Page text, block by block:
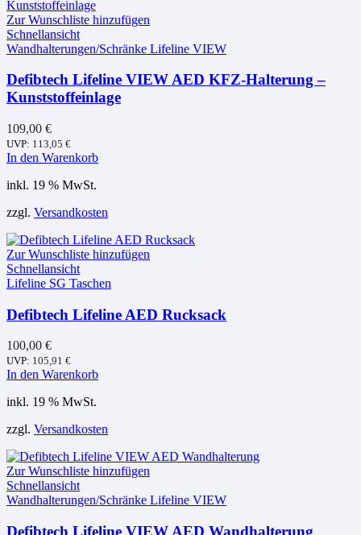
Zur Wunschliste hinzufügen
Schnellansicht
Wandhalterungen/Schränke Lifeline VIEW
Defibtech Lifeline VIEW AED KFZ-Halterung –
Kunststoffeinlage
109,00 €
UVP: 113,05 €
In den Warenkorb
inkl. 19 % MwSt.
zzgl. Versandkosten
Zur Wunschliste hinzufügen
Schnellansicht
Lifeline SG Taschen
Defibtech Lifeline AED Rucksack
100,00 €
UVP: 105,91 €
In den Warenkorb
inkl. 19 % MwSt.
zzgl. Versandkosten
Zur Wunschliste hinzufügen
Schnellansicht
Wandhalterungen/Schränke Lifeline VIEW
Defibtech Lifeline VIEW AED Wandhalterung